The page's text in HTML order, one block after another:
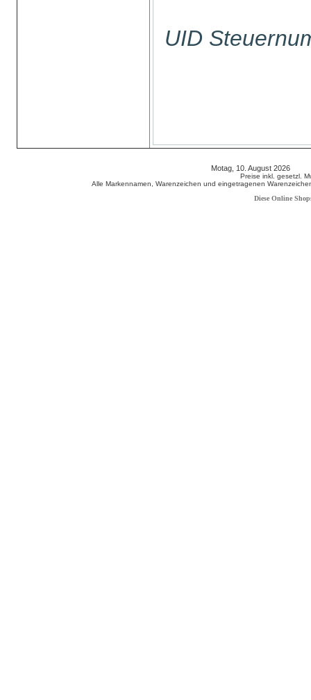
UID
Motag, 10. August 2026
Preise inkl. gesetzl.
Alle Markennamen, Warenzeichen und eingetragenen
Diese Online